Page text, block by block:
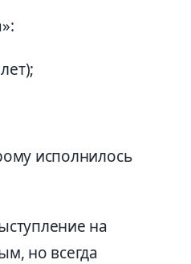
исполнилось
на
но всегда